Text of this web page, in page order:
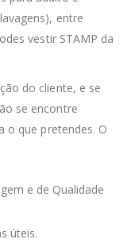
entre
vestir STAMP da
do cliente, e se
se encontre
o que pretendes. O
e de Qualidade
úteis.